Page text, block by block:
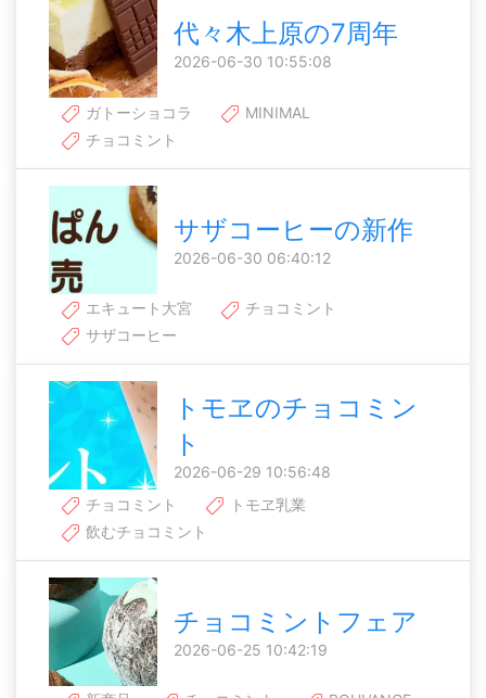
代々木上原の7周年
2026-06-30 10:55:08
ガトーショコラ
MINIMAL
チョコミント
サザコーヒーの新作
2026-06-30 06:40:12
エキュート大宮
チョコミント
サザコーヒー
トモヱのチョコミン
ト
2026-06-29 10:56:48
チョコミント
トモヱ乳業
飲むチョコミント
チョコミントフェア
2026-06-25 10:42:19